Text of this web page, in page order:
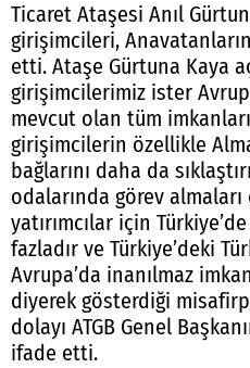
Ticaret Ataşesi Anıl
girişimcileri,
etti. Ataşe Gürtuna Kaya
girişimcilerimiz ister
mevcut olan tüm
girişimcilerin özellikle
bağlarını daha da
odalarında görev
yatırımcılar için
fazladır ve Türkiye’deki
Avrupa’da inanılmaz
diyerek gösterdiği
dolayı ATGB Genel
ifade etti.